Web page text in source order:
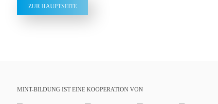
ZUR HAUPTSEITE
MINT-BILDUNG IST EINE KOOPERATION VON